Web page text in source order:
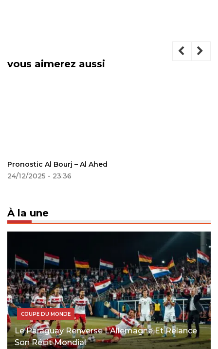
vous aimerez aussi
Pronostic Al Bourj – Al Ahed
24/12/2025 - 23:36
À la une
COUPE DU MONDE
Le Paraguay Renverse L’Allemagne Et Relance
Son Récit Mondial